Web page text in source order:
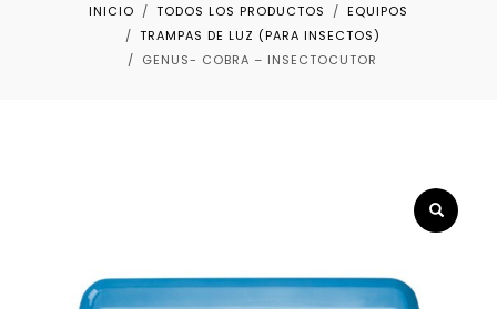
INICIO TODOS LOS PRODUCTOS
EQUIPOS
TRAMPAS DE LUZ (PARA INSECTOS)
GENUS- COBRA – INSECTOCUTOR